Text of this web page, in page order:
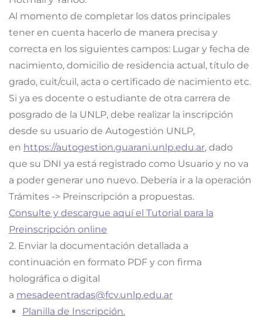
Al momento de completar los datos principales
tener en cuenta hacerlo de manera precisa y
correcta en los siguientes campos: Lugar y fecha de
nacimiento, domicilio de residencia actual, título de
grado, cuit/cuil, acta o certificado de nacimiento etc.
Si ya es docente o estudiante de otra carrera de
posgrado de la UNLP, debe realizar la inscripción
desde su usuario de Autogestión UNLP,
en https://autogestion.guarani.unlp.edu.ar, dado
que su DNI ya está registrado como Usuario y no va
a poder generar uno nuevo. Debería ir a la operación
Trámites -> Preinscripción a propuestas.
Consulte y descargue aquí el Tutorial para la
Preinscripción online
2. Enviar la documentación detallada a
continuación en formato PDF y con firma
holográfica o digital
a mesadeentradas@fcv.unlp.edu.ar
Planilla de Inscripción.